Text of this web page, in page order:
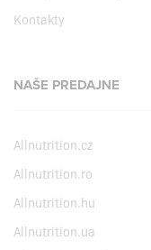
Kontakty
NAŠE PREDAJNE
Allnutrition.cz
Allnutrition.ro
Allnutrition.hu
Allnutrition.ua